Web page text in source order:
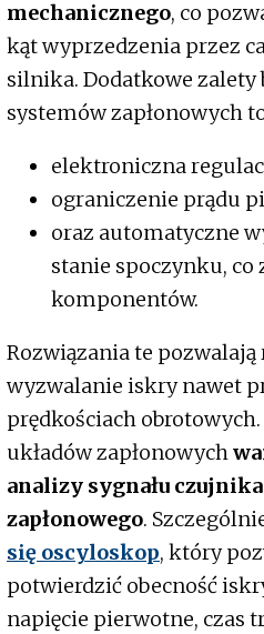
mechanicznego, co
kąt wyprzedzenia przez
silnika. Dodatkowe
systemów zapłonowych
elektroniczna
ograniczenie prądu
oraz automatyczne
stanie spoczynku, co
komponentów.
Rozwiązania te
wyzwalanie iskry nawet
prędkościach
układów zapłonowych
analizy sygnału
zapłonowego.
się oscyloskop, który
potwierdzić obecność
napięcie pierwotne, czas